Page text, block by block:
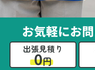
お気軽にお
出張見積り
0円